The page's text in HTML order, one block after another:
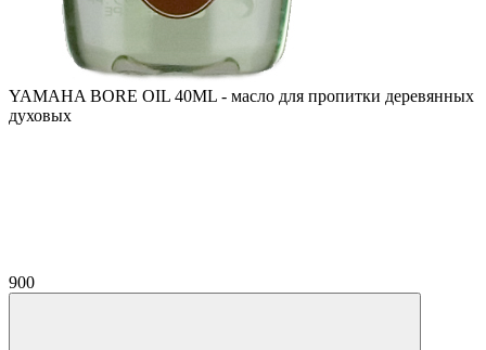
YAMAHA BORE OIL 40ML - масло для пропитки деревянных
духовых
900